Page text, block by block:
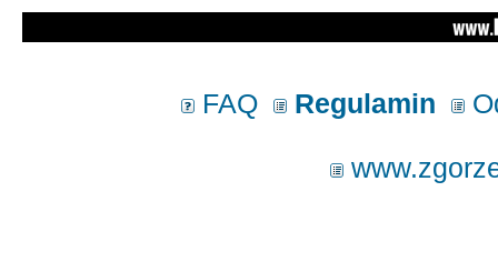
FAQ Regulamin